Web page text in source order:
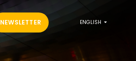
NEWSLETTER ENGLISH